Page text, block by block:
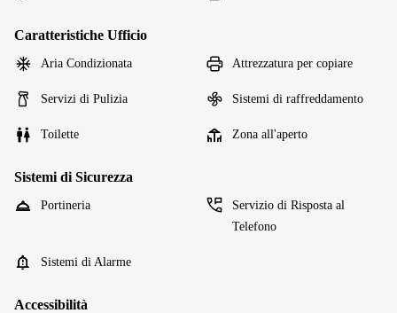
Caratteristiche Ufficio
Aria Condizionata Attrezzatura per copiare
Servizi di Pulizia Sistemi di raffreddamento
Toilette Zona all'aperto
Sistemi di Sicurezza
Portineria
Servizio di Risposta al
Telefono
Sistemi di Alarme
Accessibilità